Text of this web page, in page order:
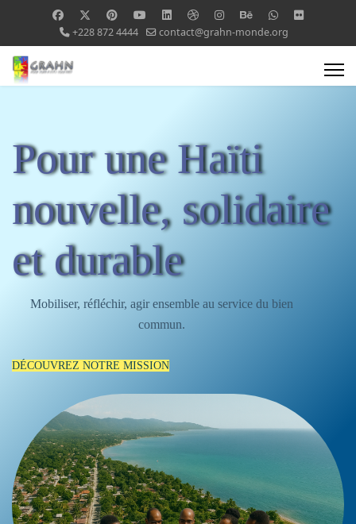
+228 872 4444 contact@grahn-monde.org
Pour une Haïti
nouvelle, solidaire
et durable
Mobiliser, réfléchir, agir ensemble au service du bien
commun.
DÉCOUVREZ NOTRE MISSION